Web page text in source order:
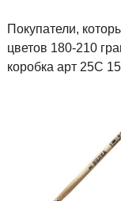
Покупатели,
цветов 180-210
коробка арт 25C